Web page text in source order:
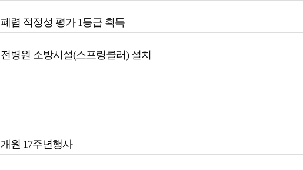
폐렴 적정성 평가 1등급 획득
전병원 소방시설(스프링클러) 설치
개원 17주년행사